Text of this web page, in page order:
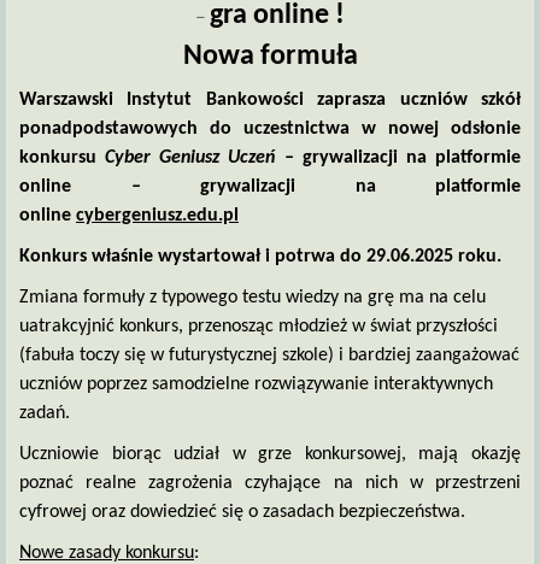
– gra online !
Nowa formuła
Warszawski Instytut Bankowości zaprasza uczniów szkół
ponadpodstawowych do uczestnictwa w nowej odsłonie
konkursuCyber Geniusz Uczeń – grywalizacji na platformie
online – grywalizacji na platformie
online cybergeniusz.edu.pl
Konkurs właśnie wystartował i potrwa do 29.06.2025 roku.
Zmiana formuły z typowego testu wiedzy na grę ma na celu
uatrakcyjnić konkurs, przenosząc młodzież w świat przyszłości
(fabuła toczy się w futurystycznej szkole) i bardziej zaangażować
uczniów poprzez samodzielne rozwiązywanie interaktywnych
zadań.
Uczniowie biorąc udział w grze konkursowej, mają okazję
poznać realne zagrożenia czyhające na nich w przestrzeni
cyfrowej oraz dowiedzieć się o zasadach bezpieczeństwa.
Nowe zasady konkursu: